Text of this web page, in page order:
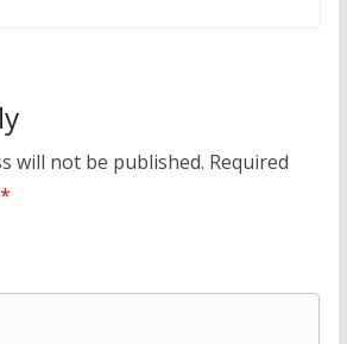
will not be published. Required
*